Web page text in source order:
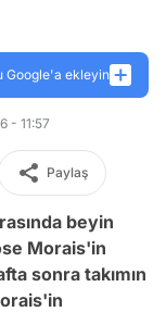
Google'a ekleyin
- 11:57
Paylaş
beyin
Morais'in
sonra takımın